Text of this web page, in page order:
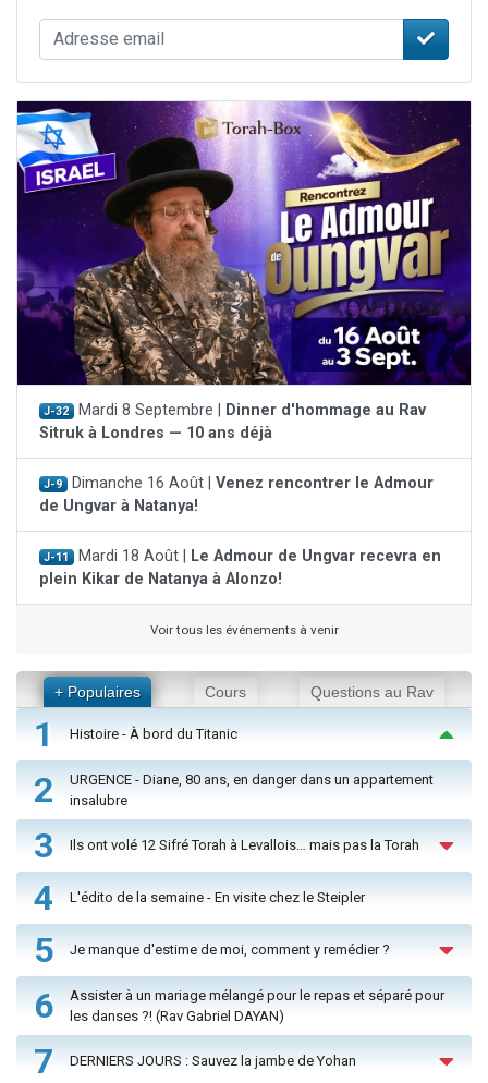
J-32 Mardi 8 Septembre |
Dinner d'hommage au Rav
Sitruk à Londres — 10 ans déjà
J-9 Dimanche 16 Août | Venez rencontrer le Admour
de Ungvar à Natanya!
J-11 Mardi 18 Août |
Le Admour de Ungvar recevra en
plein Kikar de Natanya à Alonzo!
Voir tous les événements à venir
+ Populaires Cours Questions au Rav
1 Histoire - À bord du Titanic
2
URGENCE - Diane, 80 ans, en danger dans un appartement
insalubre
3 Ils ont volé 12 Sifré Torah à Levallois… mais pas la Torah
4 L'édito de la semaine - En visite chez le Steipler
5 Je manque d'estime de moi, comment y remédier ?
6
Assister à un mariage mélangé pour le repas et séparé pour
les danses ?! (Rav Gabriel DAYAN)
7 DERNIERS JOURS : Sauvez la jambe de Yohan